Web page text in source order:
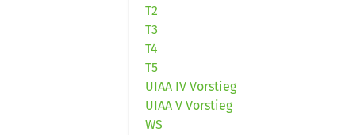
T2
T3
T4
T5
UIAA IV Vorstieg
UIAA V Vorstieg
WS